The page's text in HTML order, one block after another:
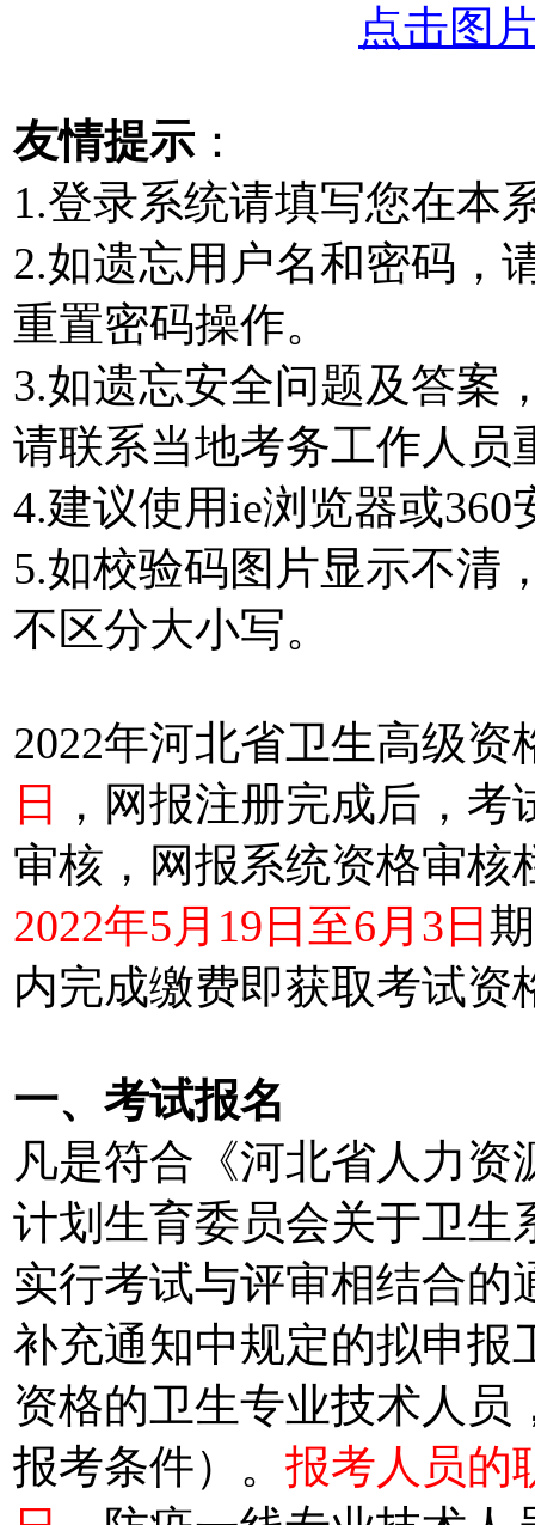
点击图
友情提示：
1.登录系统请填写您在本
2.如遗忘用户名和密码，
重置密码操作。
3.如遗忘安全问题及答案
请联系当地考务工作人
4.建议使用ie浏览器或
5.如校验码图片显示不清
不区分大小写。
2022年河北省卫生高级资
日
，网报注册完成后，
审核，网报系统资格审核
2022年5月19日至6月3日
内完成缴费即获取考试
一、 考试报名
凡是符合《河北省人力
计划生育委员会关于卫生
实行考试与评审相结合的
补充通知中规定的拟申报
资格的卫生专业技术人员
报考条件）。 报考人员的